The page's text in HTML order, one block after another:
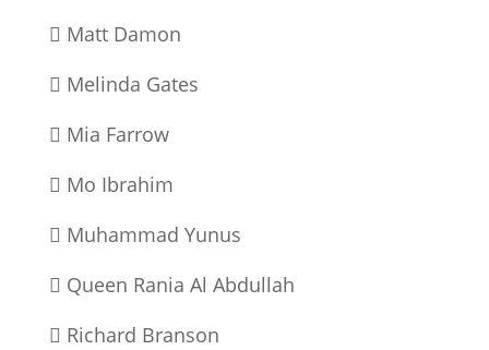
 Matt Damon
 Melinda Gates
 Mia Farrow
 Mo Ibrahim
 Muhammad Yunus
 Queen Rania Al Abdullah
 Richard Branson